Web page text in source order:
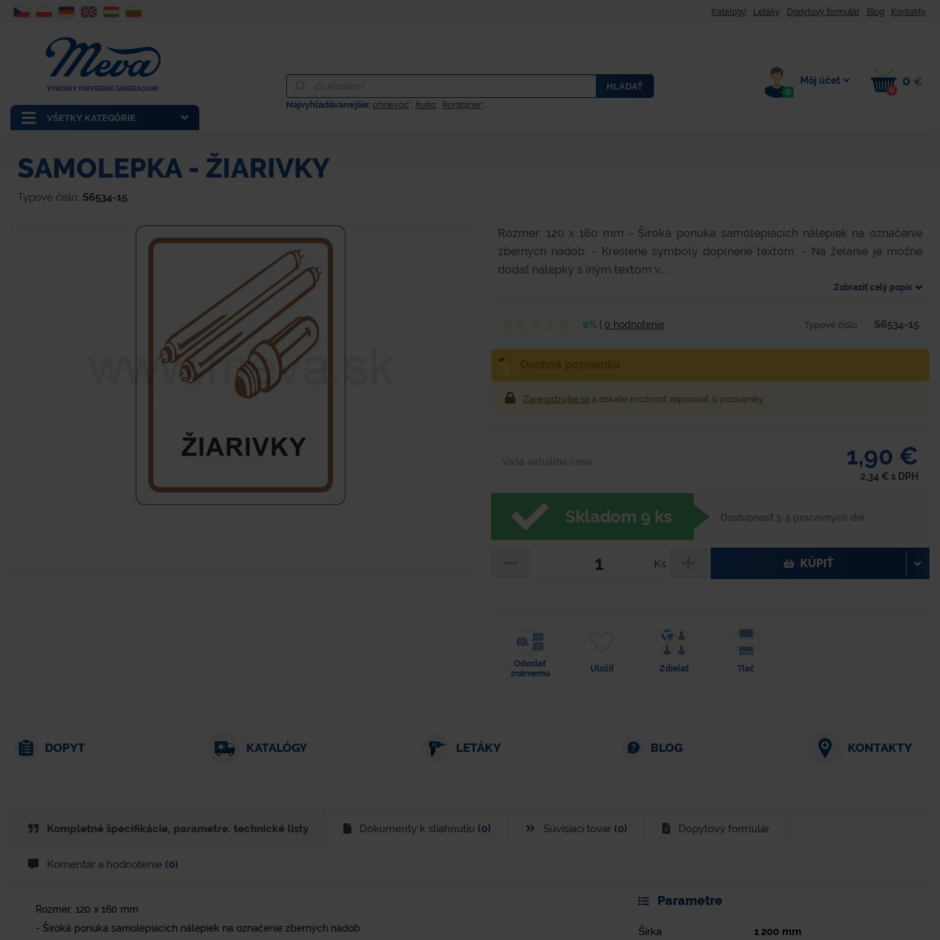
Katalogy Letáky Dopytový formulár Blog Kontakty
VŠETKY KATEGÓRIE
VÝROBKY PREVERENÉ GENERÁCIAMI
HLADAŤ
Najvyhladávanejšie:ohrievač ,kuka ,kontajner ,
0
Môj účet
0
0 €
SAMOLEPKA - ŽIARIVKY
Typové číslo: S6534-15
Rozmer: 120 x 160 mm - Široká ponuka samolepiacich nálepiek na označenie
zberných nádob. - Kreslené symboly doplnené textom. - Na želanie je možné
dodať nálepky s iným textom v...
Zobraziť celý popis
0% 0 hodnotenie Typové číslo S6534-15
Zaregistrujte sa a získate možnosť zapisovať si poznámky
Vaša aktuálna cena 1,90 €
2,34 € s DPH
Skladom 9 ks Dostupnosť 3-5 pracovných dní
Ks KÚPIŤ
Odoslať
známemu
Uložiť Zdielať Tlač
DOPYT KATALÓGY LETÁKY BLOG KONTAKTY
Kompletné špecifikácie, parametre. technické listy Dokumenty k stiahnutiu (0) Súvisiaci tovar (0) Dopytový formulár
Komentár a hodnotenie (0)
Rozmer: 120 x 160 mm
- Široká ponuka samolepiacich nálepiek na označenie zberných nádob.
Parametre
Šírka 1 200 mm